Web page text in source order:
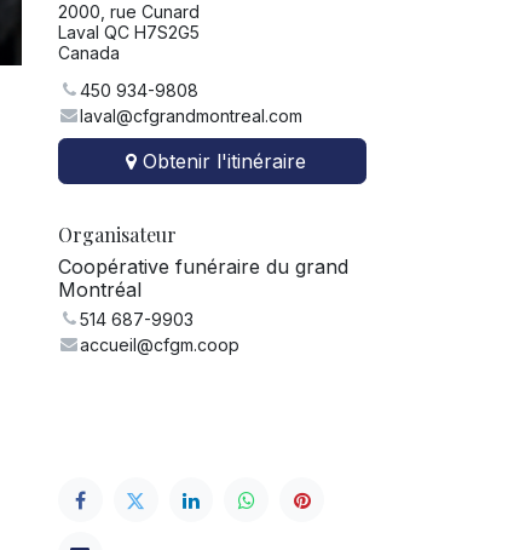
2000, rue Cunard
Laval QC H7S2G5
Canada
450 934-9808
laval@cfgrandmontreal.com
Obtenir l'itinéraire
Organisateur
Coopérative funéraire du grand
Montréal
514 687-9903
accueil@cfgm.coop